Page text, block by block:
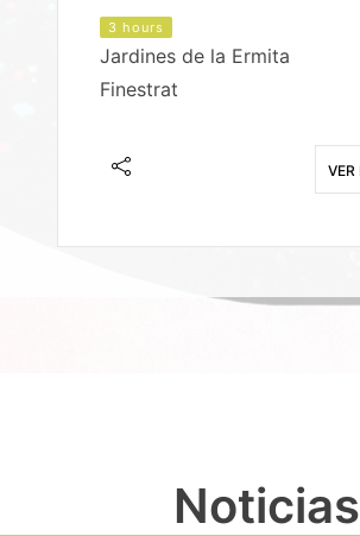
3 hours
Jardines de la Ermita
Finestrat
VER
Noticias